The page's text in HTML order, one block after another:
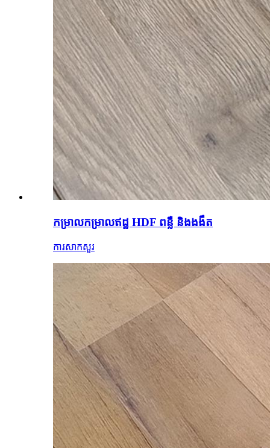
កម្រាលកម្រាលឥដ្ឋ HDF ពន្លឺ និងងងឹត
ការសាកសួរ